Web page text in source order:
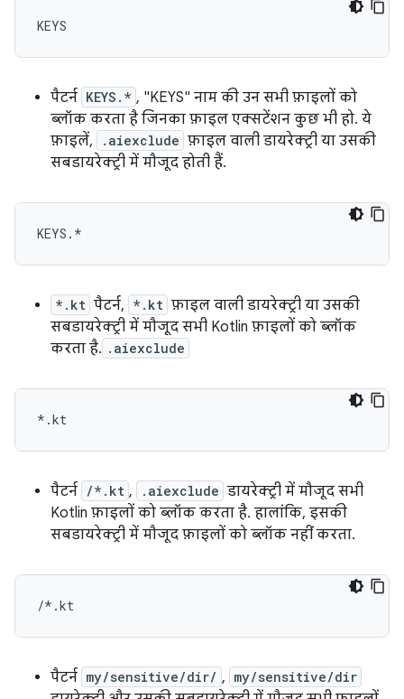
पैटर्न KEYS.* , "KEYS" नाम की उन सभी फ़ाइलों को
ब्लॉक करता है जिनका फ़ाइल एक्सटेंशन कुछ भी हो. ये
फ़ाइलें,
.aiexclude फ़ाइल वाली डायरेक्ट्री या उसकी
सबडायरेक्ट्री में मौजूद होती हैं.
*.kt पैटर्न, *.kt फ़ाइल वाली डायरेक्ट्री या उसकी
सबडायरेक्ट्री में मौजूद सभी Kotlin फ़ाइलों को ब्लॉक
करता है. .aiexclude
पैटर्न /*.kt , .aiexclude डायरेक्ट्री में मौजूद सभी
Kotlin फ़ाइलों को ब्लॉक करता है. हालांकि, इसकी
सबडायरेक्ट्री में मौजूद फ़ाइलों को ब्लॉक नहीं करता.
पैटर्न my/sensitive/dir/ , my/sensitive/dir